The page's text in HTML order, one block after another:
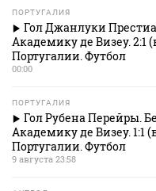
ПОРТУГАЛИЯ
Гол Джанлуки
Академику де Визеу. 2:1
Португалии. Футбол
00:00
ПОРТУГАЛИЯ
Гол Рубена Перейры.
Академику де Визеу. 1:1
Португалии. Футбол
9 августа 23:58